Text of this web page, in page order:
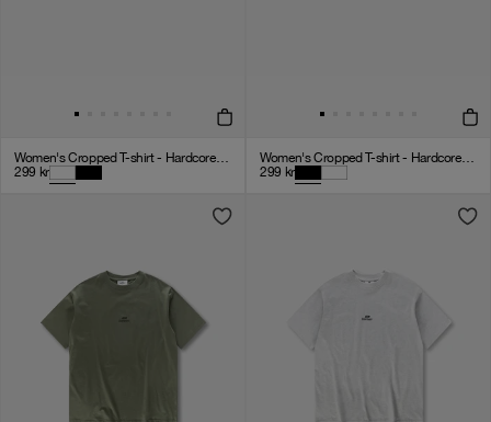
Women's Cropped T-shirt - Hardcore - White
299 kr
Women's Cropped T-shirt - Hardcore - Black
299 kr